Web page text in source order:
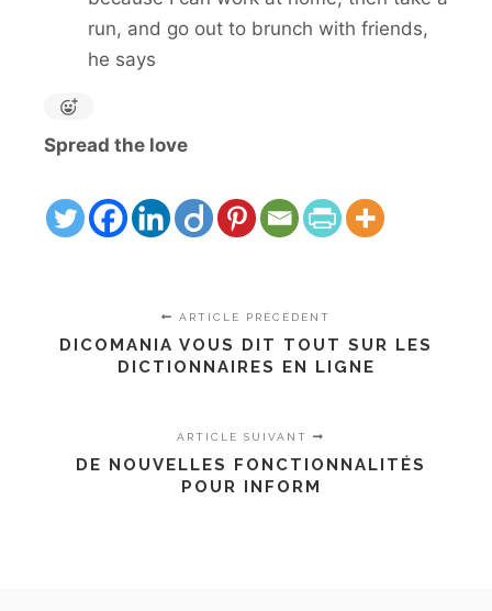
run, and go out to brunch with friends,
he says
Spread the love
ARTICLE PRÉCÉDENT
DICOMANIA VOUS DIT TOUT SUR LES
DICTIONNAIRES EN LIGNE
ARTICLE SUIVANT
DE NOUVELLES FONCTIONNALITÉS
POUR INFORM